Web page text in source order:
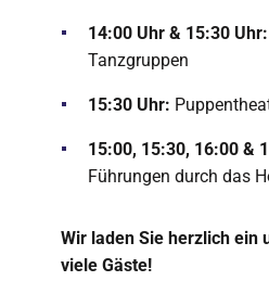
14:00 Uhr & 15:30 Uhr:
Tanzgruppen
15:30 Uhr:
15:00, 15:30, 16:00 &
Führungen durch das
Wir laden Sie herzlich ein
viele Gäste!